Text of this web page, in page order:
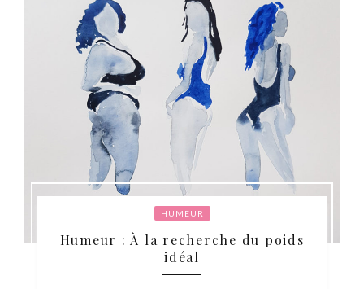
HUMEUR
Humeur : À la recherche du poids
idéal